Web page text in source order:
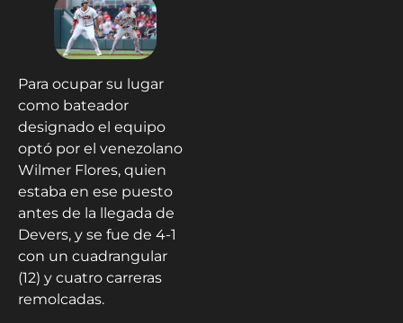
Para ocupar su lugar
como bateador
designado el equipo
optó por el venezolano
Wilmer Flores, quien
estaba en ese puesto
antes de la llegada de
Devers, y se fue de 4-1
con un cuadrangular
(12) y cuatro carreras
remolcadas.